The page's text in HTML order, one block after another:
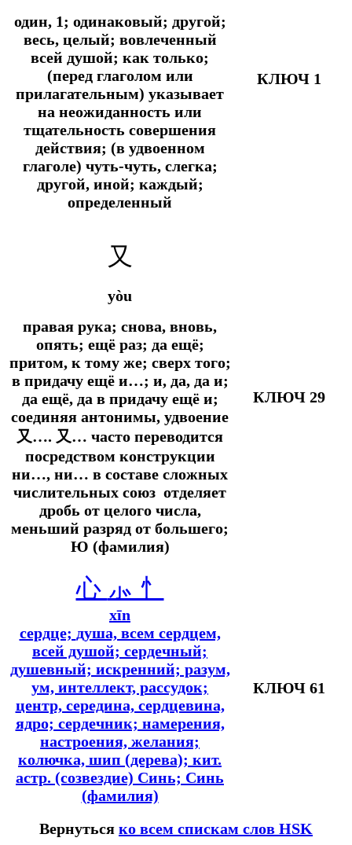
один, 1; одинаковый; другой;
весь, целый; вовлеченный
всей душой; как только;
(перед глаголом или
прилагательным) указывает
на неожиданность или
тщательность совершения
действия; (в удвоенном
глаголе) чуть-чуть, слегка;
другой, иной; каждый;
определенный
КЛЮЧ 1
又
yòu
правая рука; снова, вновь,
опять; ещё раз; да ещё;
притом, к тому же; сверх того;
в придачу ещё и…; и, да, да и;
да ещё, да в придачу ещё и;
соединяя антонимы, удвоение
又…. 又… часто переводится
посредством конструкции
ни…, ни… в составе сложных
числительных союз отделяет
дробь от целого числа,
меньший разряд от большего;
Ю (фамилия)
КЛЮЧ 29
心 ⺗ 忄
xīn
сердце; душа, всем сердцем,
всей душой; сердечный;
душевный; искренний; разум,
ум, интеллект, рассудок;
центр, середина, сердцевина,
ядро; сердечник; намерения,
настроения, желания;
колючка, шип (дерева); кит.
астр. (созвездие) Синь; Синь
(фамилия)
КЛЮЧ 61
Вернуться ко всем спискам слов HSK